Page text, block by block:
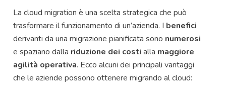
La cloud migration è una scelta strategica che può
trasformare il funzionamento di un’azienda. I benefici
derivanti da una migrazione pianificata sono numerosi
e spaziano dalla riduzione dei costi alla maggiore
agilità operativa. Ecco alcuni dei principali vantaggi
che le aziende possono ottenere migrando al cloud: